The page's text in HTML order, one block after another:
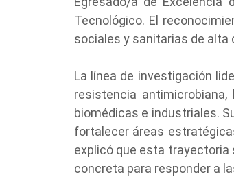
Tecnológico. El
sociales y sanitarias de alta
La línea de investigación
resistencia
biomédicas e industriales.
fortalecer áreas
explicó que esta trayectoria
concreta para responder a